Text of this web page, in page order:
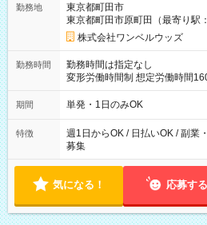
勤務地
東京都町田市
東京都町田市原町田（最寄り駅
株式会社ワンベルウッズ
勤務時間
勤務時間は指定なし
変形労働時間制 想定労働時間160時間/月 【シフト
～21：00
期間 単発・1日のみOK
特徴
週1日からOK / 日払いOK / 副業
募集
気になる！ 応募する